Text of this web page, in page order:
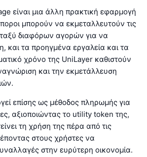
είναι μια άλλη πρακτική εφαρμογή
μπορούν να εκμεταλλευτούν τις
διαφόρων αγορών για να
και τα προηγμένα εργαλεία και τα
χρόνο της UniLayer καθιστούν
και την εκμετάλλευση
επίσης ως μέθοδος πληρωμής για
αξιοποιώντας το utility token της,
τη χρήση της πέρα από τις
στους χρήστες να
στην ευρύτερη οικονομία.